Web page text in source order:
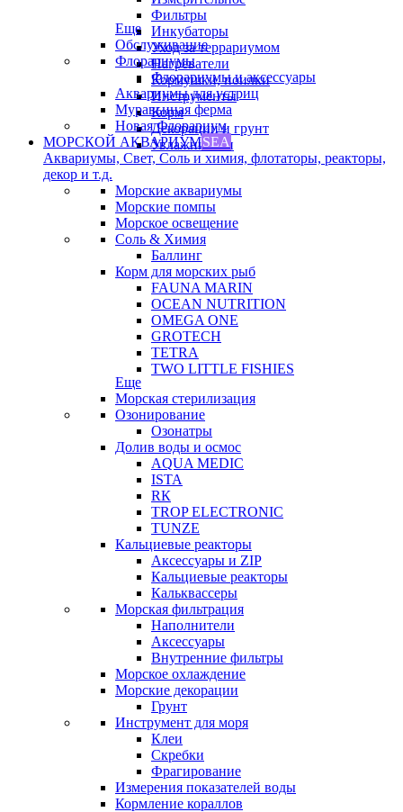
Фильтры
Инкубаторы
Уход за террариумом
Нагреватели
Кормушки, поилки
Инструменты
Корм
Декорации и грунт
Увлажнители
Еще
Обслуживание
Флорариумы
Флорариумы и аксессуары
Аквариумы для устриц
Муравьиная ферма
Новая Флорариум
МОРСКОЙ АКВАРИУМSEA
Аквариумы, Свет, Соль и химия, флотаторы, реакторы,
декор и т.д.
Морские аквариумы
Морские помпы
Морское освещение
Соль & Химия
Баллинг
Корм для морских рыб
FAUNA MARIN
OCEAN NUTRITION
OMEGA ONE
GROTECH
TETRA
TWO LITTLE FISHIES
Еще
Морская стерилизация
Озонирование
Озонатры
Долив воды и осмос
AQUA MEDIC
ISTA
RК
TROP ELECTRONIC
TUNZE
Кальциевые реакторы
Аксессуары и ZIP
Кальциевые реакторы
Кальквассеры
Морская фильтрация
Наполнители
Аксессуары
Внутренние фильтры
Морское охлаждение
Морские декорации
Грунт
Инструмент для моря
Клеи
Скребки
Фрагирование
Измерения показателей воды
Кормление кораллов